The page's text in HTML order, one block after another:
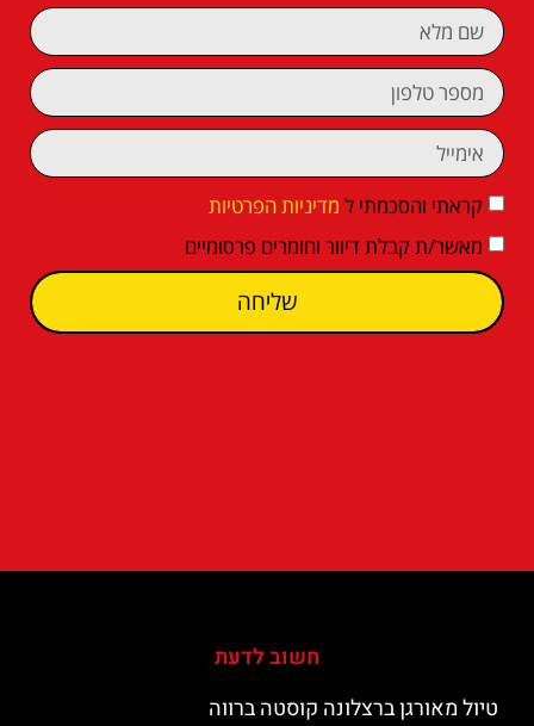
קראתי והסכמתי ל מדיניות הפרטיות
מאשר/ת קבלת דיוור וחומרים פרסומיים
שליחה
חשוב לדעת
טיול מאורגן ברצלונה קוסטה ברווה